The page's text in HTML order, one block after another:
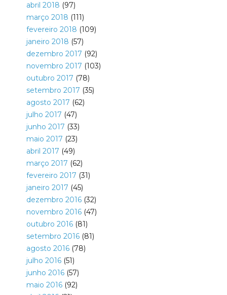
abril 2018 (97)
março 2018 (111)
fevereiro 2018 (109)
janeiro 2018 (57)
dezembro 2017 (92)
novembro 2017 (103)
outubro 2017 (78)
setembro 2017 (35)
agosto 2017 (62)
julho 2017 (47)
junho 2017 (33)
maio 2017 (23)
abril 2017 (49)
março 2017 (62)
fevereiro 2017 (31)
janeiro 2017 (45)
dezembro 2016(32)
novembro 2016(47)
outubro 2016(81)
setembro 2016(81)
agosto 2016(78)
julho 2016(51)
junho 2016(57)
maio 2016(92)